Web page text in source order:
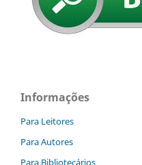
Informações
Para Leitores
Para Autores
Para Bibliotecários